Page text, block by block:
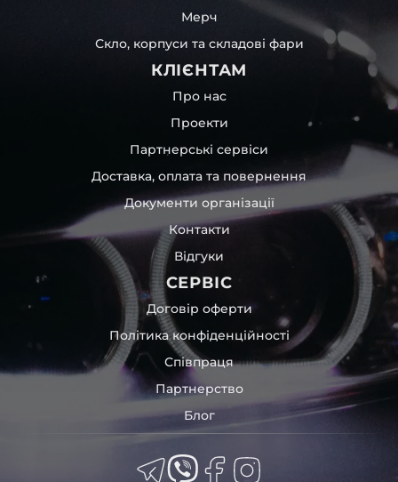
Мерч
Скло, корпуси та складові фари
КЛІЄНТАМ
Про нас
Проекти
Партнерські сервіси
Доставка, оплата та повернення
Документи організації
Контакти
Відгуки
СЕРВІС
Договір оферти
Політика конфіденційності
Співпраця
Партнерство
Блог